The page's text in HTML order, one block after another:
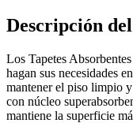
Descripción
Los Tapetes
hagan sus necesidades
mantener el piso limpio
con núcleo
mantiene la superficie